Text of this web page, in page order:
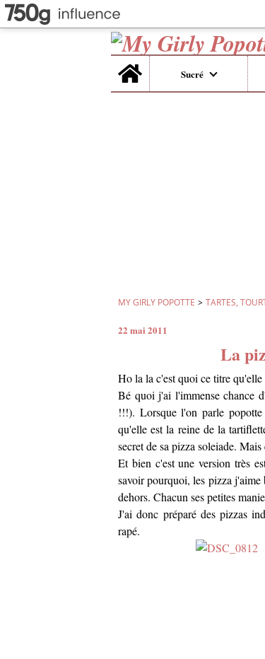
Home
Sucré
MY GIRLY POPOTTE > TARTES,
22 mai 2011
La
Ho la la c'est quoi ce titre qu'elle
Bé quoi j'ai l'immense chance
!!!). Lorsque l'on parle
qu'elle est la reine de la
secret de sa pizza soleiade.
Et bien c'est une version très
savoir pourquoi, les pizza
dehors. Chacun ses petites
J'ai donc préparé des pizzas
rapé.